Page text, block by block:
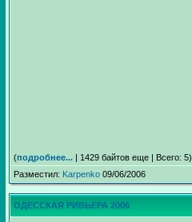
(подробнее... | 1429 байтов еще | Всего: 5)
Разместил: Karpenko 09/06/2006
ОДЕССКАЯ РИВЬЕРА 2006